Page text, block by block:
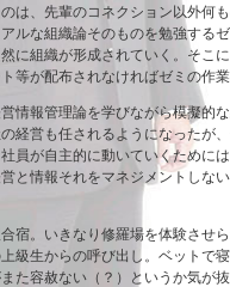
は、先輩のコネクション以外何
ルな組織論そのものを勉強する
に組織が形成されていく。そこ
等が配布されなければゼミの作
情報管理論を学びながら模擬的
経営も任されるようになったが
員が自主的に動いていくために
と情報それをマネジメントしな
宿。いきなり修羅場を体験させ
級生からの呼び出し。ベットで
た容赦ない（？）というか気が